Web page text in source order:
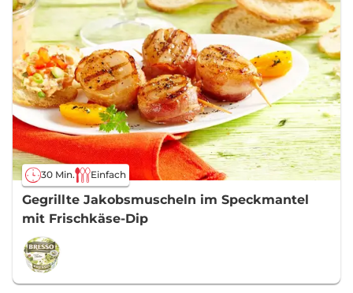
30 Min. Einfach
Gegrillte Jakobsmuscheln im Speckmantel
mit Frischkäse-Dip